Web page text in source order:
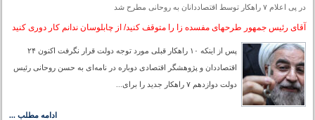
در پی اعلام ۷ راهکار توسط اقتصاددانان به روحانی مطرح شد
آقای رئیس جمهور طرحهای مفسده زا را متوقف کنید/ از چابلوسان ندانم کار دوری کنید
پس از اینکه ۱۰ راهکار قبلی مورد توجه دولت قرار نگرفت اکنون ۲۴
اقتصاددان و پژوهشگر اقتصادی دوباره در نامه‌ای به حسن روحانی رئیس
دولت دوازدهم ۷ راهکار جدید را برای...
ادامه مطلب ...